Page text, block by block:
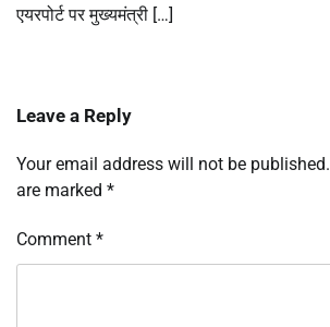
एयरपोर्ट पर मुख्यमंत्री […]
Leave a Reply
Your email address will not be published.
are marked *
Comment *